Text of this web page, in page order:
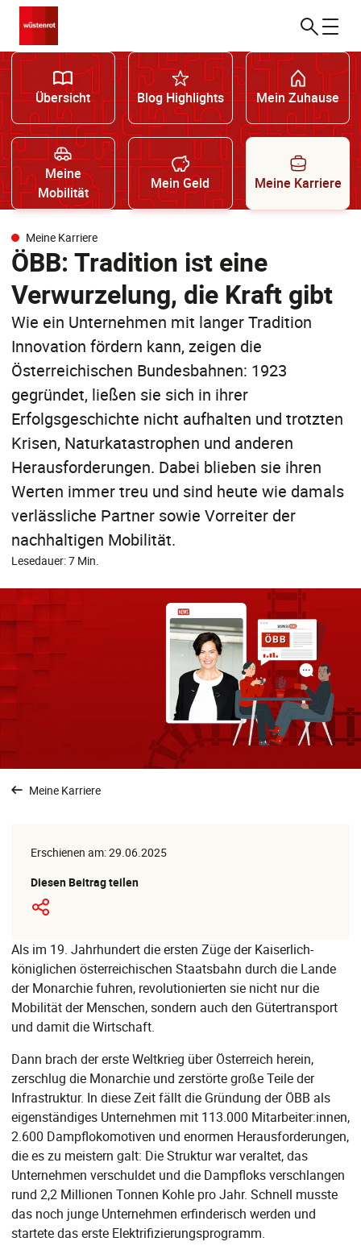
Übersicht Blog Highlights Mein Zuhause
Meine
Mobilität
Mein Geld Meine Karriere
Meine Karriere
ÖBB: Tradition ist eine
Verwurzelung, die Kraft gibt
Wie ein Unternehmen mit langer Tradition
Innovation fördern kann, zeigen die
Österreichischen Bundesbahnen: 1923
gegründet, ließen sie sich in ihrer
Erfolgsgeschichte nicht aufhalten und trotzten
Krisen, Naturkatastrophen und anderen
Herausforderungen. Dabei blieben sie ihren
Werten immer treu und sind heute wie damals
verlässliche Partner sowie Vorreiter der
nachhaltigen Mobilität.
Lesedauer: 7 Min.
Meine Karriere
Erschienen am: 29.06.2025
Diesen Beitrag teilen
Als im 19. Jahrhundert die ersten Züge der Kaiserlich-
königlichen österreichischen Staatsbahn durch die Lande
der Monarchie fuhren, revolutionierten sie nicht nur die
Mobilität der Menschen, sondern auch den Gütertransport
und damit die Wirtschaft.
Dann brach der erste Weltkrieg über Österreich herein,
zerschlug die Monarchie und zerstörte große Teile der
Infrastruktur. In diese Zeit fällt die Gründung der ÖBB als
eigenständiges Unternehmen mit 113.000 Mitarbeiter:innen,
2.600 Dampflokomotiven und enormen Herausforderungen,
die es zu meistern galt: Die Struktur war veraltet, das
Unternehmen verschuldet und die Dampfloks verschlangen
rund 2,2 Millionen Tonnen Kohle pro Jahr. Schnell musste
das noch junge Unternehmen erfinderisch werden und
startete das erste Elektrifizierungsprogramm.